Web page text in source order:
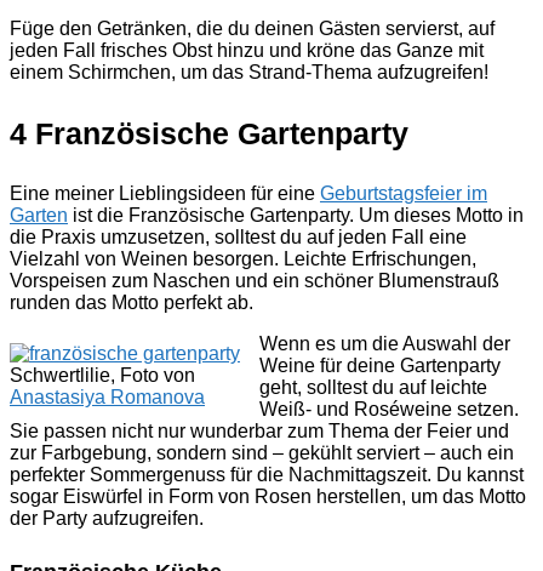
Füge den Getränken, die du deinen Gästen servierst, auf
jeden Fall frisches Obst hinzu und kröne das Ganze mit
einem Schirmchen, um das Strand-Thema aufzugreifen!
4 Französische Gartenparty
Eine meiner Lieblingsideen für eine Geburtstagsfeier im
Garten ist die Französische Gartenparty. Um dieses Motto in
die Praxis umzusetzen, solltest du auf jeden Fall eine
Vielzahl von Weinen besorgen. Leichte Erfrischungen,
Vorspeisen zum Naschen und ein schöner Blumenstrauß
runden das Motto perfekt ab.
Schwertlilie, Foto von
Anastasiya Romanova
Wenn es um die Auswahl der
Weine für deine Gartenparty
geht, solltest du auf leichte
Weiß- und Roséweine setzen.
Sie passen nicht nur wunderbar zum Thema der Feier und
zur Farbgebung, sondern sind – gekühlt serviert – auch ein
perfekter Sommergenuss für die Nachmittagszeit. Du kannst
sogar Eiswürfel in Form von Rosen herstellen, um das Motto
der Party aufzugreifen.